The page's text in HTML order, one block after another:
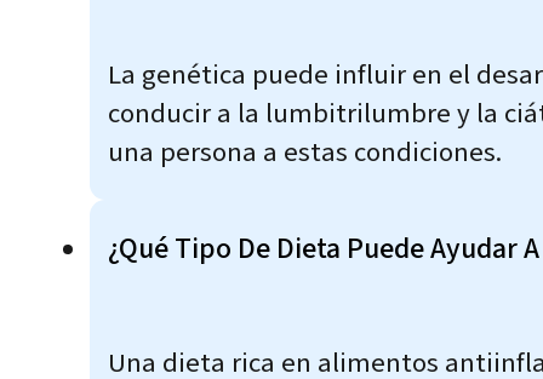
La genética puede influir en el
conducir a la lumbitrilumbre y la
una persona a estas condiciones.
¿Qué Tipo De Dieta Puede
Una dieta rica en alimentos